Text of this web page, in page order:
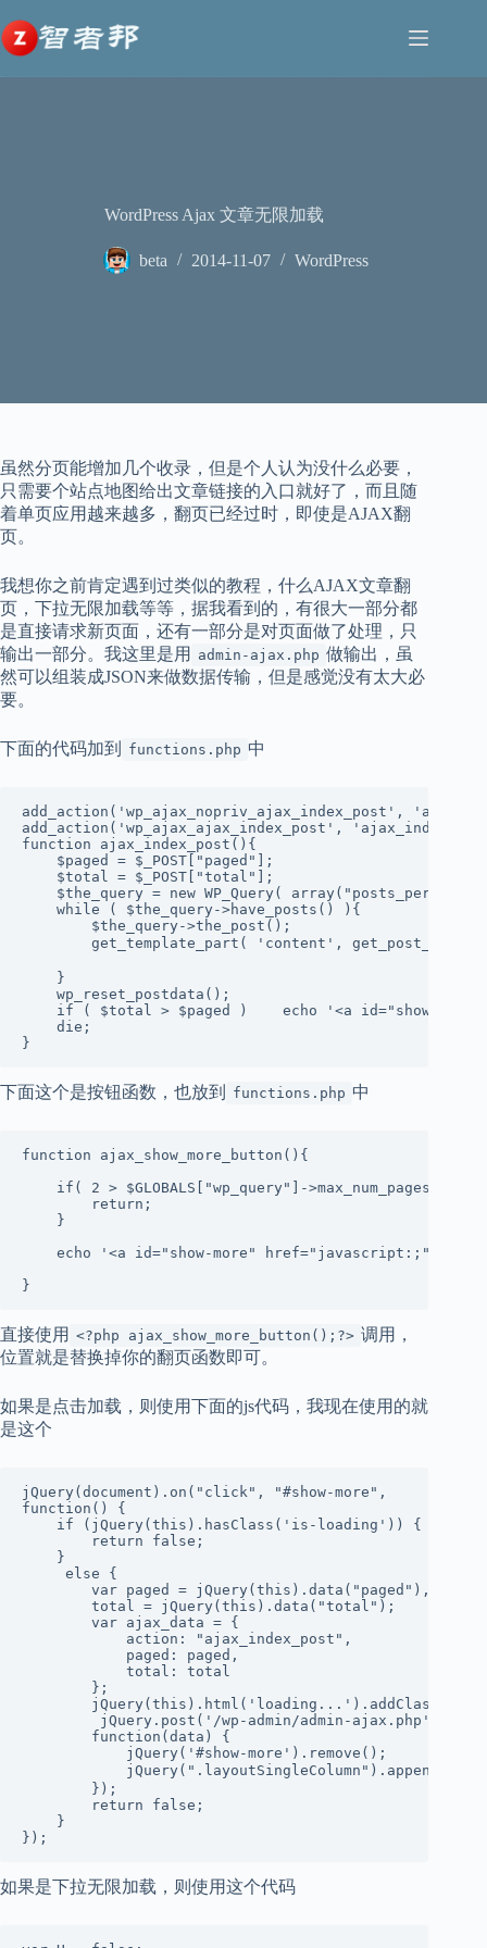
至
内
容
WordPress Ajax 文章无限加载
beta 2014-11-07 WordPress
虽然分页能增加几个收录，但是个人认为没什么必要，
只需要个站点地图给出文章链接的入口就好了，而且随
着单页应用越来越多，翻页已经过时，即使是AJAX翻
页。
我想你之前肯定遇到过类似的教程，什么AJAX文章翻
页，下拉无限加载等等，据我看到的，有很大一部分都
是直接请求新页面，还有一部分是对页面做了处理，只
输出一部分。我这里是用
admin-ajax.php 做输出，虽
然可以组装成JSON来做数据传输，但是感觉没有太大必
要。
下面的代码加到 functions.php 中
add_action('wp_ajax_nopriv_ajax_index_post',
add_action('wp_ajax_ajax_index_post',
function ajax_index_post(){
$paged = $_POST["paged"];
$total = $_POST["total"];
$the_query = new WP_Query(
while ( $the_query->have_posts() ){
$the_query->the_post();
get_template_part( 'content', get_post_format() );//这里是
}
wp_reset_postdata();
if ( $total > $paged )    echo '<a id="show-more"
die;
}
下面这个是按钮函数，也放到 functions.php 中
function ajax_show_more_button(){
if( 2 > $GLOBALS["wp_query"]->max_num_pages){
return;
}
echo '<a id="show-more" href="javascript:;" data-
}
直接使用 <?php ajax_show_more_button();?> 调用，
位置就是替换掉你的翻页函数即可。
如果是点击加载，则使用下面的js代码，我现在使用的就
是这个
jQuery(document).on("click", "#show-more",
function() {
if (jQuery(this).hasClass('is-loading')) {
return false;
}
else {
var paged = jQuery(this).data("paged"),
total = jQuery(this).data("total");
var ajax_data = {
action: "ajax_index_post",
paged: paged,
total: total
};
jQuery(this).html('loading...').addClass('is-
jQuery.post('/wp-admin/admin-ajax.php',
function(data) {
jQuery('#show-more').remove();
jQuery(".layoutSingleColumn").append(data);//这
});
return false;
}
});
如果是下拉无限加载，则使用这个代码